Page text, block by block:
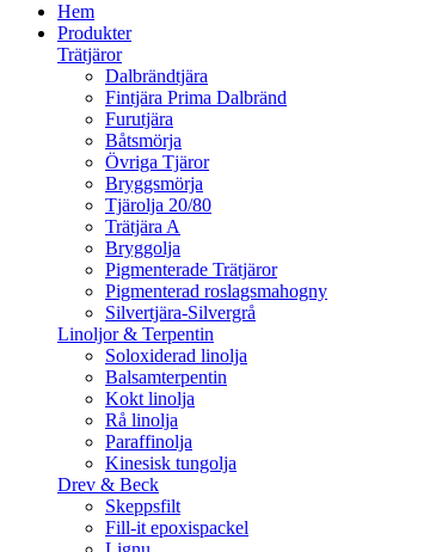
Hem
Produkter
Trätjäror
Dalbrändtjära
Fintjära Prima Dalbränd
Furutjära
Båtsmörja
Övriga Tjäror
Bryggsmörja
Tjärolja 20/80
Trätjära A
Bryggolja
Pigmenterade Trätjäror
Pigmenterad roslagsmahogny
Silvertjära-Silvergrå
Linoljor & Terpentin
Soloxiderad linolja
Balsamterpentin
Kokt linolja
Rå linolja
Paraffinolja
Kinesisk tungolja
Drev & Beck
Skeppsfilt
Fill-it epoxispackel